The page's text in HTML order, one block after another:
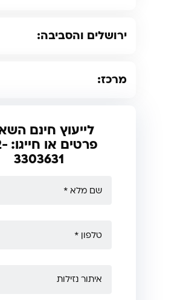
ירושלים והסביבה:
מרכז:
לייעוץ חינם
3303631
איתור נזילות